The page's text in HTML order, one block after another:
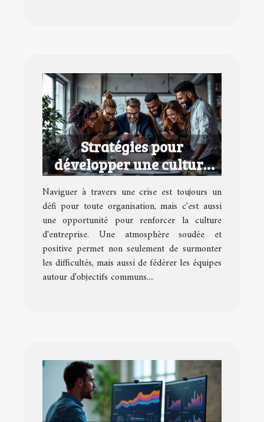
Stratégies pour
développer une culture
d'entreprise performante
en temps de crise
Naviguer à travers une crise est toujours un
défi pour toute organisation, mais c'est aussi
une opportunité pour renforcer la culture
d'entreprise. Une atmosphère soudée et
positive permet non seulement de surmonter
les difficultés, mais aussi de fédérer les équipes
autour d'objectifs communs....